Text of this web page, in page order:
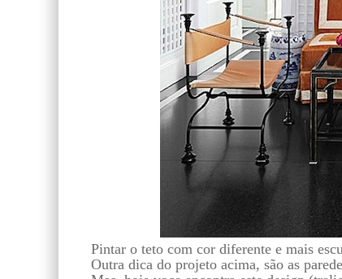
Pintar o teto com cor diferente e mais
Outra dica do projeto acima, são as